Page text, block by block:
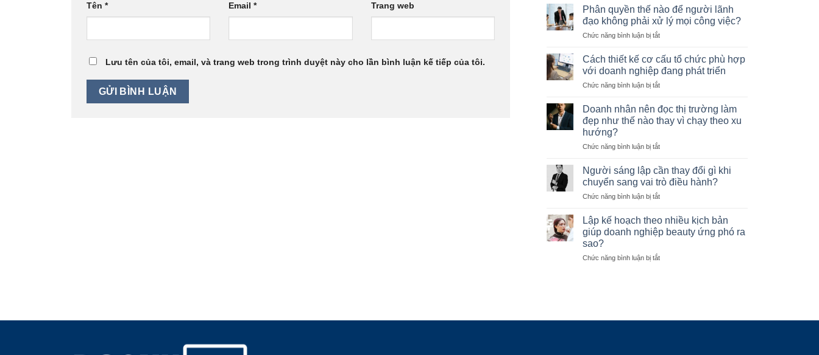
Tên * Email* Trang web
Lưu tên của tôi, email, và trang web trong trình duyệt này cho lần bình luận kế tiếp của tôi.
Phân quyền thế nào để người lãnh
đạo không phải xử lý mọi công việc?
Chức năng bình luận bị tắtở
quyền
thế
nào
để
lãnh
đạo
không
xử
mọi
công
Cách thiết kế cơ cấu tổ chức phù hợp
với doanh nghiệp đang phát triển
Chức năng bình luận bị tắtở
thiết
kế
cơ
tổ
phù
hợp
với
doanh
đang
phát
triển
Doanh nhân nên đọc thị trường làm
đẹp như thế nào thay vì chạy theo xu
hướng?
Chức năng bình luận bị tắtở
nhân
nên
đọc
thị
làm
đẹp
như
nào
hướng?
Người sáng lập cần thay đổi gì khi
chuyển sang vai trò điều hành?
Chức năng bình luận bị tắtở
sáng
lập
cần
đổi
trò
Lập kế hoạch theo nhiều kịch bản
giúp doanh nghiệp beauty ứng phó ra
sao?
Chức năng bình luận bị tắtở
kịch